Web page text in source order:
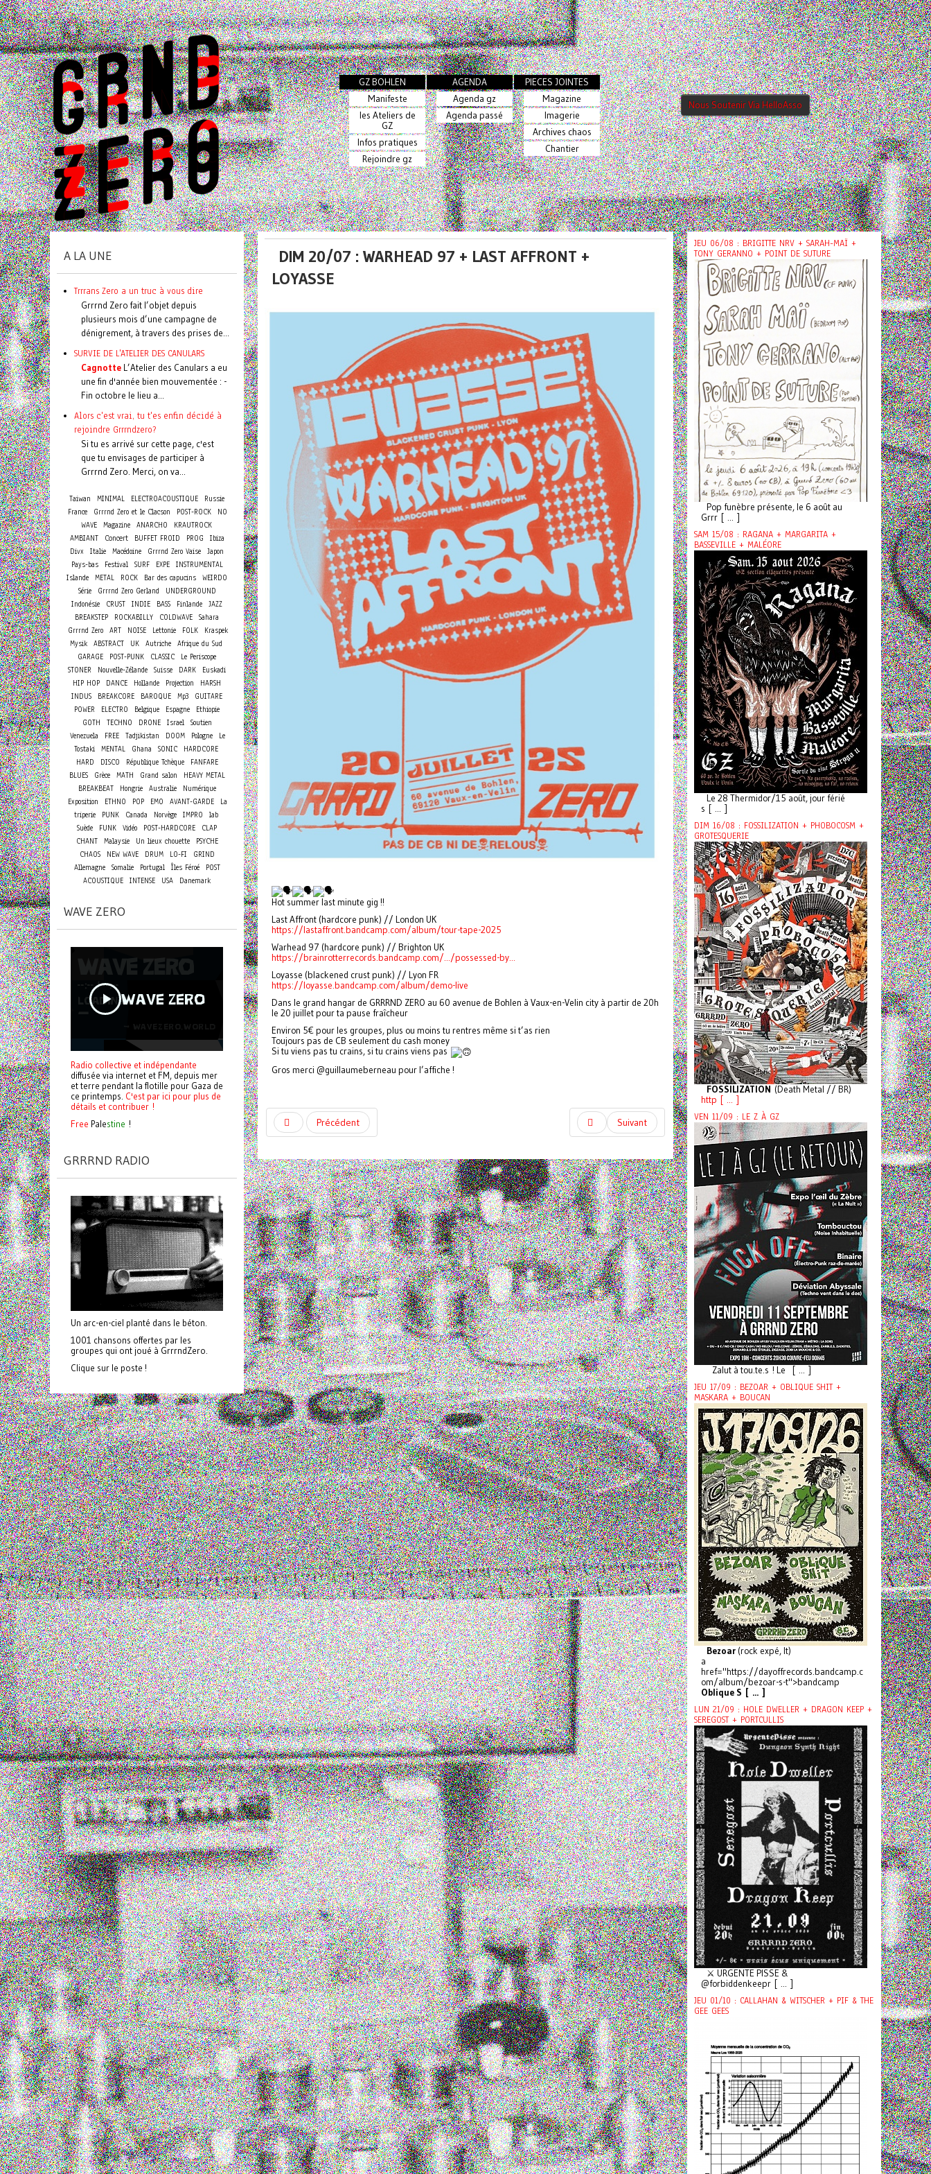
GZ BOHLEN
Manifeste
les Ateliers de
GZ
Infos pratiques
Rejoindre gz
AGENDA
Agenda gz
Agenda passé
PIECES JOINTES
Magazine
Imagerie
Archives chaos
Chantier
Nous Soutenir Via HelloAsso
DIM 20/07 : WARHEAD 97 + LAST AFFRONT +
LOYASSE
Hot summer last minute gig !!
Last Affront (hardcore punk) // London UK
https://lastaffront.bandcamp.com/album/tour-tape-2025
Warhead 97 (hardcore punk) // Brighton UK
https://brainrotterrecords.bandcamp.com/.../possessed-by...
Loyasse (blackened crust punk) // Lyon FR
https://loyasse.bandcamp.com/album/demo-live
Dans le grand hangar de GRRRND ZERO au 60 avenue de Bohlen à Vaux-en-Velin city à partir de 20h
le 20 juillet pour ta pause fraîcheur
Environ 5€ pour les groupes, plus ou moins tu rentres même si t’as rien
Toujours pas de CB seulement du cash money
Si tu viens pas tu crains, si tu crains viens pas
Gros merci @guillaumeberneau pour l’affiche !
Précédent Suivant
A LA UNE
Trrrans Zero a un truc à vous dire
Grrrnd Zero fait l’objet depuis
plusieurs mois d’une campagne de
dénigrement, à travers des prises de...
SURVIE DE L'ATELIER DES CANULARS
Cagnotte L’Atelier des Canulars a eu
une fin d'année bien mouvementée : -
Fin octobre le lieu a...
Alors c'est vrai, tu t'es enfin décidé à
rejoindre Grrrndzero?
Si tu es arrivé sur cette page, c'est
que tu envisages de participer à
Grrrnd Zero. Merci, on va...
Taiwan MINIMAL ELECTROACOUSTIQUE
Russie
France
Grrrnd Zero et le Clacson POST-ROCK
NO
WAVE
Magazine ANARCHO
KRAUTROCK
AMBIANT
Concert BUFFET FROID PROG
Ibiza
Divx
Italie Macédoine Grrrnd Zero Vaise Japon
Pays-bas
Festival SURF EXPE
INSTRUMENTAL
Islande METAL ROCK Bar des capucins WEIRDO
Série
Grrrnd Zero Gerland
UNDERGROUND
Indonésie
CRUST INDIE BASS Finlande JAZZ
BREAKSTEP
ROCKABILLY COLDWAVE Sahara
Grrrnd Zero
ART NOISE Lettonie FOLK
Kraspek
Mysik ABSTRACT UK Autriche Afrique du Sud
GARAGE
POST-PUNK CLASSIC
Le Periscope
STONER
Nouvelle-Zélande Suisse DARK
Euskadi
HIP HOP
DANCE Hollande Projection
HARSH
INDUS
BREAKCORE BAROQUE Mp3
GUITARE
POWER
ELECTRO Belgique Espagne
Ethiopie
GOTH
TECHNO DRONE Israel
Soutien
Venezuela
FREE Tadjikistan DOOM Pologne
Le
Tostaki MENTAL Ghana SONIC
HARDCORE
HARD
DISCO République Tchèque
FANFARE
BLUES
Grèce MATH Grand salon
HEAVY METAL
BREAKBEAT
Hongrie Australie
Numérique
Exposition
ETHNO POP EMO AVANT-GARDE
La
triperie
PUNK Canada Norvège IMPRO
lab
Suède
FUNK Vidéo POST-HARDCORE
CLAP
CHANT
Malaysie Un lieux chouette
PSYCHE
CHAOS
NEW WAVE DRUM LO-FI
GRIND
Allemagne
Somalie Portugal Îles Féroé
POST
ACOUSTIQUE INTENSE USA Danemark
WAVE ZERO
Radio collective et indépendante
diffusée via internet et FM, depuis mer
et terre pendant la flotille pour Gaza de
ce printemps. C'est par ici pour plus de
détails et contribuer !
Free Palestine !
GRRRND RADIO
Un arc-en-ciel planté dans le béton.
1001 chansons offertes par les
groupes qui ont joué à GrrrndZero.
Clique sur le poste !
JEU 06/08 : BRIGITTE NRV + SARAH-MAÏ +
TONY GERANNO + POINT DE SUTURE
Pop funèbre présente, le 6 août au
Grrr [ ... ]
SAM 15/08 : RAGANA + MARGARITA +
BASSEVILLE + MALÉORE
Le 28 Thermidor/15 août, jour férié
s [ ... ]
DIM 16/08 : FOSSILIZATION + PHOBOCOSM +
GROTESQUERIE
FOSSILIZATION (Death Metal // BR)
http [ ... ]
VEN 11/09 : LE Z À GZ
Zalut à tou.te.s ! Le [ ... ]
JEU 17/09 : BEZOAR + OBLIQUE SHIT +
MASKARA + BOUCAN
Bezoar (rock expé, It)
a
href="https://dayoffrecords.bandcamp.c
om/album/bezoar-s-t">bandcamp
Oblique S [ ... ]
LUN 21/09 : HOLE DWELLER + DRAGON KEEP +
SEREGOST + PORTCULLIS
⚔️ URGENTE PISSE &
@forbiddenkeepr [ ... ]
JEU 01/10 : CALLAHAN & WITSCHER + PIF & THE
GEE GEES